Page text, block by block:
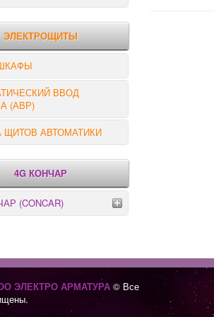
КОНТРОЛЯ
ЭЛЕКТРОЩИТЫ
ВВОД
(АВР)
ЩИТОВ АВТОМАТИКИ
4G КОНЧАР
(CONCAR)
ЭЛЕКТРО АРМАТУРА © Все